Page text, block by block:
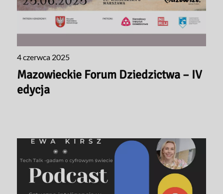
4 czerwca 2025
Mazowieckie Forum Dziedzictwa – IV
edycja